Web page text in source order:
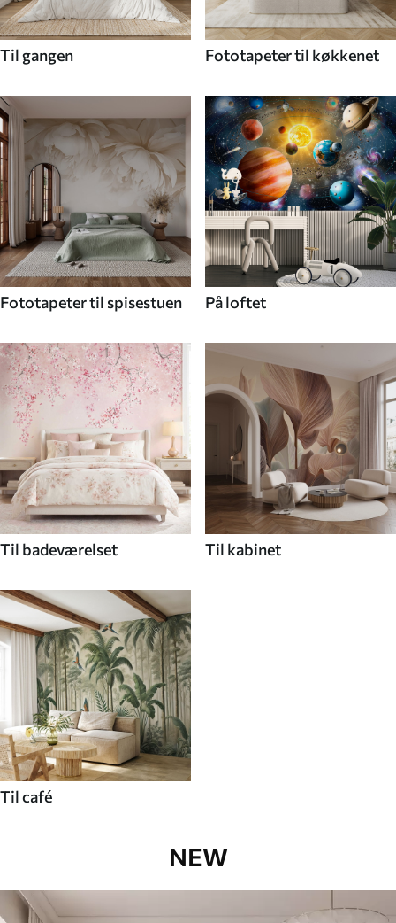
Til gangen Fototapeter til køkkenet
Fototapeter til spisestuen På loftet
Til badeværelset Til kabinet
Til café
NEW